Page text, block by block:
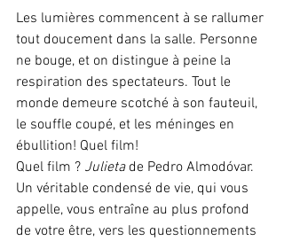
Les lumières commencent à se rallumer
tout doucement dans la salle. Personne
ne bouge, et on distingue à peine la
respiration des spectateurs. Tout le
monde demeure scotché à son fauteuil,
le souffle coupé, et les méninges en
ébullition! Quel film!
Quel film ? Julieta de Pedro Almodóvar.
Un véritable condensé de vie, qui vous
appelle, vous entraîne au plus profond
de votre être, vers les questionnements